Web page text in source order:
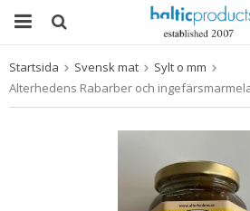
Produkten har blivit tillagd i
Startsida Svensk mat
Sylt o mm
Alterhedens Rabarber och